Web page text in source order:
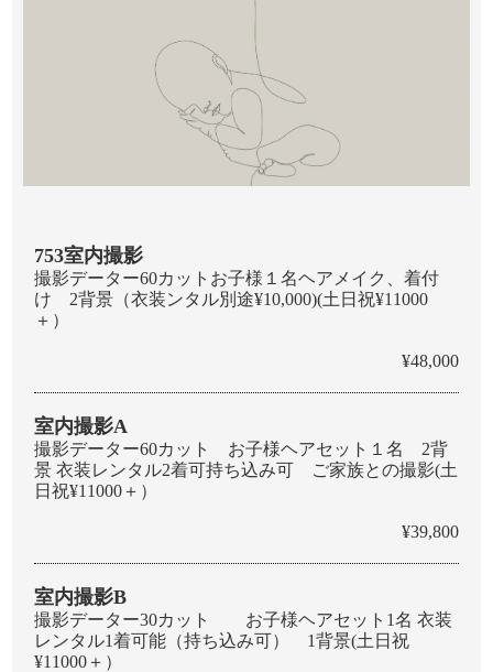
753室内撮影
撮影データー60カットお子様１名ヘアメイク、着付
け 2背景（衣装ンタル別途¥10,000)(土日祝¥11000
＋）
¥48,000
室内撮影A
撮影データー60カット お子様ヘアセット１名 2背
景 衣装レンタル2着可持ち込み可 ご家族との撮影(土
日祝¥11000＋）
¥39,800
室内撮影B
撮影データー30カット お子様ヘアセット1名 衣装
レンタル1着可能（持ち込み可） 1背景(土日祝
¥11000＋）